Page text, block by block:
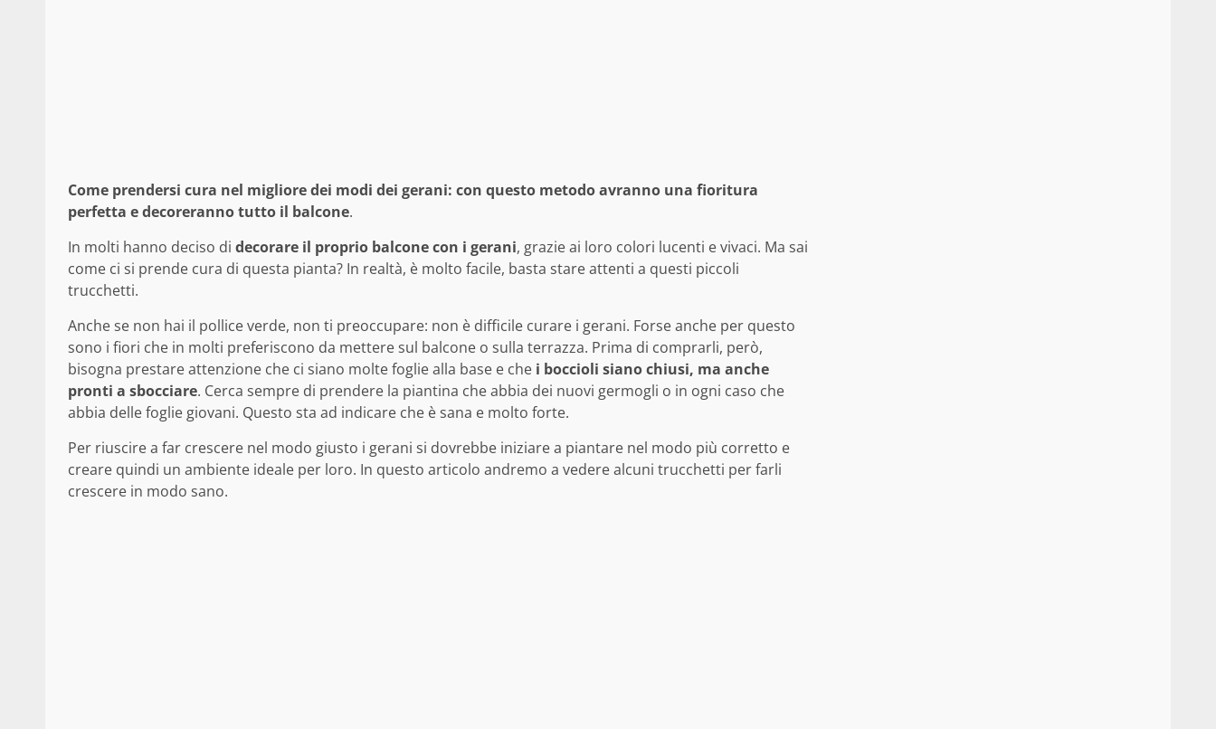
Come prendersi cura nel migliore dei modi dei gerani: con questo metodo avranno una fioritura
perfetta e decoreranno tutto il balcone.
In molti hanno deciso di decorare il proprio balcone con i gerani, grazie ai loro colori lucenti e vivaci. Ma sai
come ci si prende cura di questa pianta? In realtà, è molto facile, basta stare attenti a questi piccoli
trucchetti.
Anche se non hai il pollice verde, non ti preoccupare: non è difficile curare i gerani. Forse anche per questo
sono i fiori che in molti preferiscono da mettere sul balcone o sulla terrazza. Prima di comprarli, però,
bisogna prestare attenzione che ci siano molte foglie alla base e che i boccioli siano chiusi, ma anche
pronti a sbocciare. Cerca sempre di prendere la piantina che abbia dei nuovi germogli o in ogni caso che
abbia delle foglie giovani. Questo sta ad indicare che è sana e molto forte.
Per riuscire a far crescere nel modo giusto i gerani si dovrebbe iniziare a piantare nel modo più corretto e
creare quindi un ambiente ideale per loro. In questo articolo andremo a vedere alcuni trucchetti per farli
crescere in modo sano.